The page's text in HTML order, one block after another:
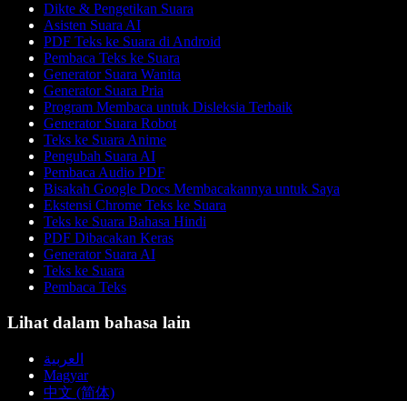
Dikte & Pengetikan Suara
Asisten Suara AI
PDF Teks ke Suara di Android
Pembaca Teks ke Suara
Generator Suara Wanita
Generator Suara Pria
Program Membaca untuk Disleksia Terbaik
Generator Suara Robot
Teks ke Suara Anime
Pengubah Suara AI
Pembaca Audio PDF
Bisakah Google Docs Membacakannya untuk Saya
Ekstensi Chrome Teks ke Suara
Teks ke Suara Bahasa Hindi
PDF Dibacakan Keras
Generator Suara AI
Teks ke Suara
Pembaca Teks
Lihat dalam bahasa lain
العربية
Magyar
中文 (简体)